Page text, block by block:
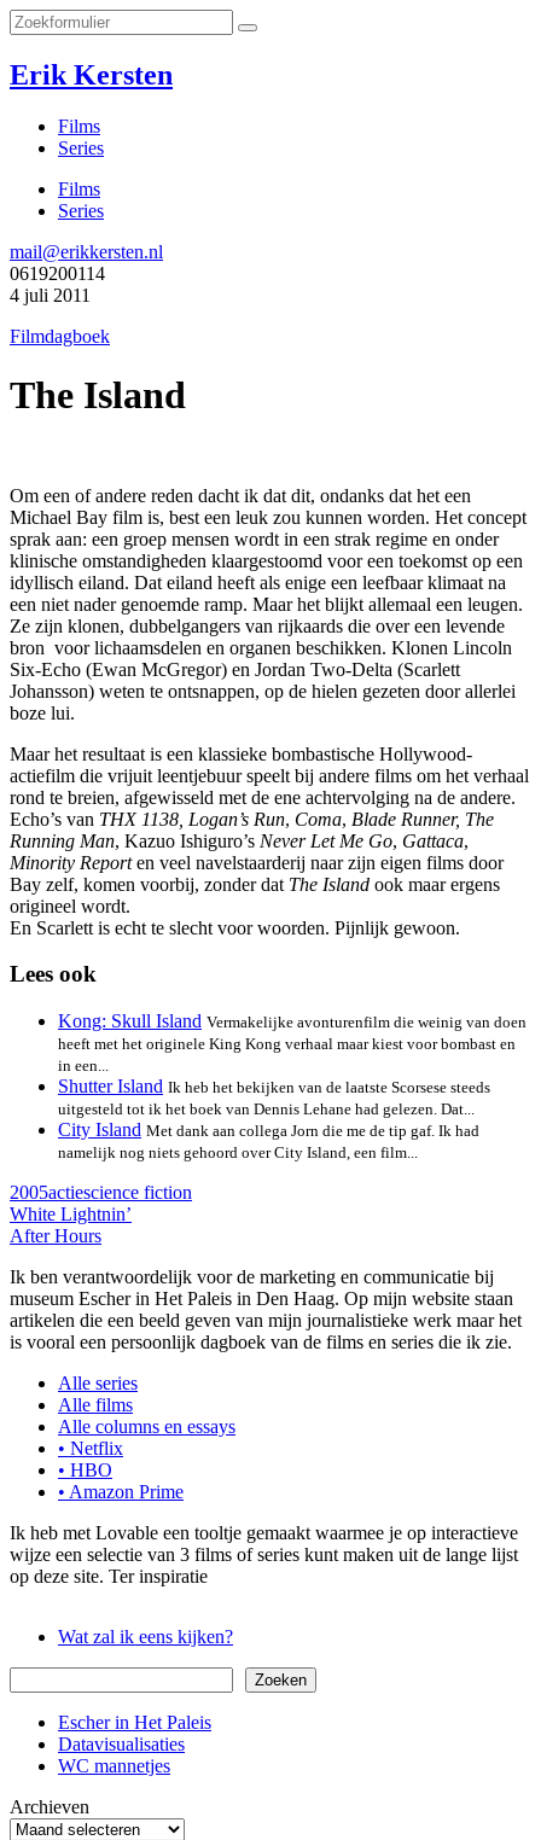
Erik Kersten
Films
Series
Films
Series
mail@erikkersten.nl
0619200114
4 juli 2011
Filmdagboek
The Island
Om een of andere reden dacht ik dat dit, ondanks dat het een
Michael Bay film is, best een leuk zou kunnen worden. Het concept
sprak aan: een groep mensen wordt in een strak regime en onder
klinische omstandigheden klaargestoomd voor een toekomst op een
idyllisch eiland. Dat eiland heeft als enige een leefbaar klimaat na
een niet nader genoemde ramp. Maar het blijkt allemaal een leugen.
Ze zijn klonen, dubbelgangers van rijkaards die over een levende
bron voor lichaamsdelen en organen beschikken. Klonen Lincoln
Six-Echo (Ewan McGregor) en Jordan Two-Delta (Scarlett
Johansson) weten te ontsnappen, op de hielen gezeten door allerlei
boze lui.
Maar het resultaat is een klassieke bombastische Hollywood-
actiefilm die vrijuit leentjebuur speelt bij andere films om het verhaal
rond te breien, afgewisseld met de ene achtervolging na de andere.
Echo’s van THX 1138, Logan’s Run, Coma, Blade Runner, The
Running Man, Kazuo Ishiguro’s Never Let Me Go, Gattaca,
Minority Reporten veel navelstaarderij naar zijn eigen films door
Bay zelf, komen voorbij, zonder dat The Island ook maar ergens
origineel wordt.
En Scarlett is echt te slecht voor woorden. Pijnlijk gewoon.
Lees ook
Kong: Skull Island Vermakelijke avonturenfilm die weinig van doen
heeft met het originele King Kong verhaal maar kiest voor bombast en
in een...
Shutter Island Ik heb het bekijken van de laatste Scorsese steeds
uitgesteld tot ik het boek van Dennis Lehane had gelezen. Dat...
City Island Met dank aan collega Jorn die me de tip gaf. Ik had
namelijk nog niets gehoord over City Island, een film...
2005actiescience fiction
White Lightnin’
After Hours
Ik ben verantwoordelijk voor de marketing en communicatie bij
museum Escher in Het Paleis in Den Haag. Op mijn website staan
artikelen die een beeld geven van mijn journalistieke werk maar het
is vooral een persoonlijk dagboek van de films en series die ik zie.
Alle series
Alle films
Alle columns en essays
• Netflix
• HBO
• Amazon Prime
Ik heb met Lovable een tooltje gemaakt waarmee je op interactieve
wijze een selectie van 3 films of series kunt maken uit de lange lijst
op deze site. Ter inspiratie
Wat zal ik eens kijken?
Zoeken
Escher in Het Paleis
Datavisualisaties
WC mannetjes
Archieven